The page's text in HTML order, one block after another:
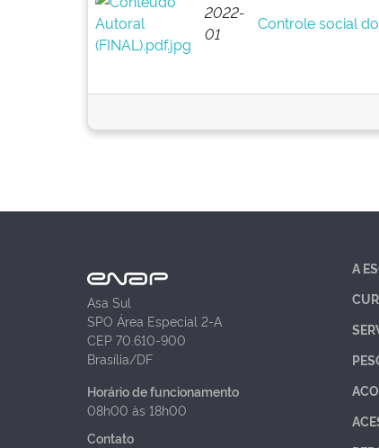
2022-
01
Controle social
Asa Sul
SPO Área Especial 2-A
CEP 70.610-900
Brasília/DF
Horário de funcionamento
08h00 às 18h00
Contato
A